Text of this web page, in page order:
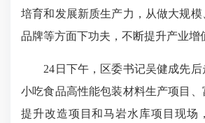
培育和发展新质生产力，从做大规
品牌等方面下功夫，不断提升产业增
24日下午，区委书记吴健成先后
小吃食品高性能包装材料生产项目
提升改造项目和马岩水库项目现场